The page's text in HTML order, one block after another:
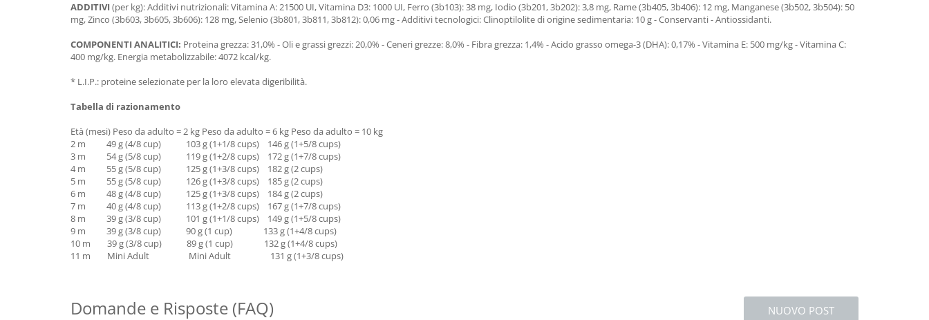
ADDITIVI (per kg): Additivi nutrizionali: Vitamina A: 21500 UI, Vitamina D3: 1000 UI, Ferro (3b103): 38 mg, Iodio (3b201, 3b202): 3,8 mg, Rame (3b405, 3b406): 12 mg, Manganese (3b502, 3b504): 50
mg, Zinco (3b603, 3b605, 3b606): 128 mg, Selenio (3b801, 3b811, 3b812): 0,06 mg - Additivi tecnologici: Clinoptilolite di origine sedimentaria: 10 g - Conservanti - Antiossidanti.
COMPONENTI ANALITICI: Proteina grezza: 31,0% - Oli e grassi grezzi: 20,0% - Ceneri grezze: 8,0% - Fibra grezza: 1,4% - Acido grasso omega-3 (DHA): 0,17% - Vitamina E: 500 mg/kg - Vitamina C:
400 mg/kg. Energia metabolizzabile: 4072 kcal/kg.
* L.I.P.: proteine selezionate per la loro elevata digeribilità.
Tabella di razionamento
Età (mesi) Peso da adulto = 2 kg Peso da adulto = 6 kg Peso da adulto = 10 kg
2 m
49 g (4/8 cup) 103 g (1+1/8 cups) 146 g (1+5/8 cups)
3 m 54 g (5/8 cup) 119 g (1+2/8 cups) 172 g (1+7/8 cups)
4 m 55 g (5/8 cup) 125 g (1+3/8 cups) 182 g (2 cups)
5 m 55 g (5/8 cup) 126 g (1+3/8 cups) 185 g (2 cups)
6 m 48 g (4/8 cup) 125 g (1+3/8 cups) 184 g (2 cups)
7 m 40 g (4/8 cup) 113 g (1+2/8 cups) 167 g (1+7/8 cups)
8 m 39 g (3/8 cup) 101 g (1+1/8 cups) 149 g (1+5/8 cups)
9 m 39 g (3/8 cup) 90 g (1 cup) 133 g (1+4/8 cups)
10 m 39 g (3/8 cup) 89 g (1 cup) 132 g (1+4/8 cups)
11 m Mini Adult Mini Adult 131 g (1+3/8 cups)
NUOVO POST
Domande e Risposte (FAQ)